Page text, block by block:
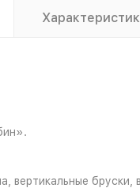
вертикальные